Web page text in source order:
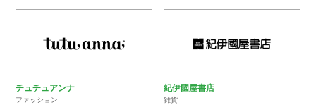
チュチュアンナ
ファッション
紀伊國屋書店
雑貨